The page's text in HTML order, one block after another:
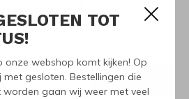
TOT
onze webshop komt kijken! Op
gesloten. Bestellingen die
gaan wij weer met veel
aanbiedingen en promoties
ABONNEER